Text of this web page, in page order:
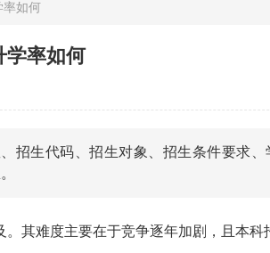
率如何
学率如何
招生代码、招生对象、招生条件要求、
其难度主要在于竞争逐年加剧，且本科